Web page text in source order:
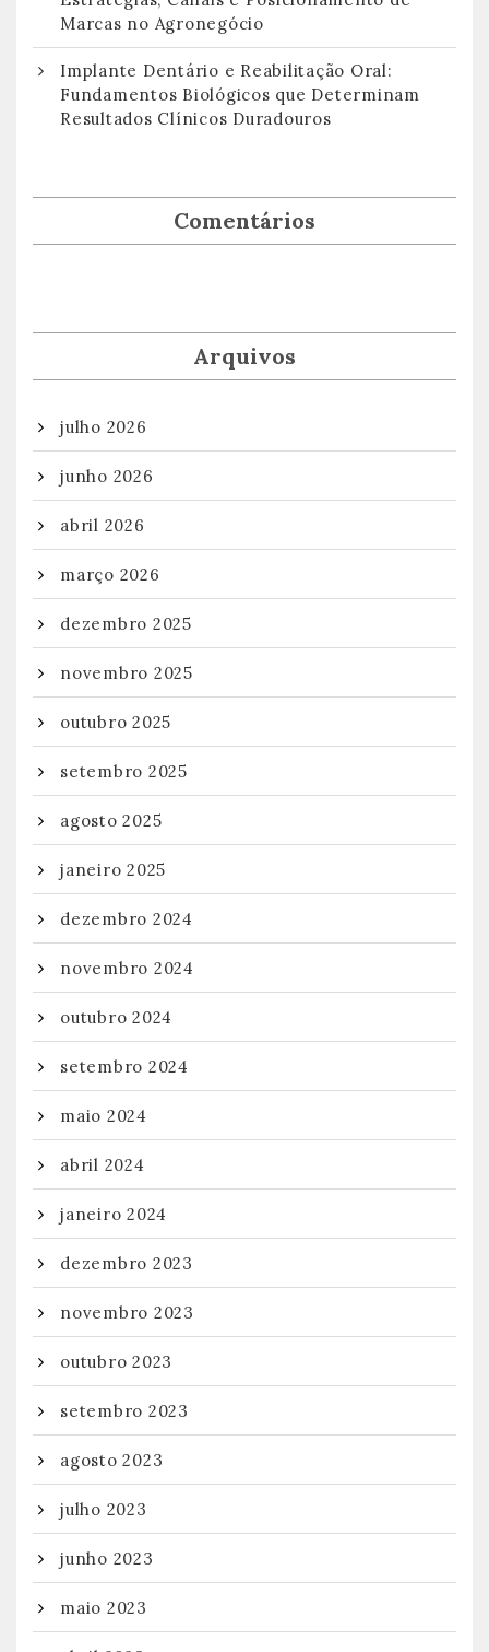
Marcas no Agronegócio
Implante Dentário e Reabilitação Oral:
Fundamentos Biológicos que Determinam
Resultados Clínicos Duradouros
Comentários
Arquivos
julho 2026
junho 2026
abril 2026
março 2026
dezembro 2025
novembro 2025
outubro 2025
setembro 2025
agosto 2025
janeiro 2025
dezembro 2024
novembro 2024
outubro 2024
setembro 2024
maio 2024
abril 2024
janeiro 2024
dezembro 2023
novembro 2023
outubro 2023
setembro 2023
agosto 2023
julho 2023
junho 2023
maio 2023